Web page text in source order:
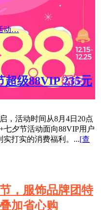
动…
级88VIP 235元
，活动时间从8月4日20点
七夕节活动面向88VIP用户
实打实的消费福利。...[查
，服饰品牌团特
加省心购